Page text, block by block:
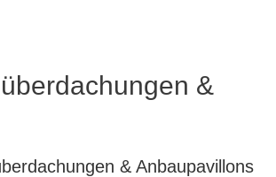
&
& Anbaupavillons